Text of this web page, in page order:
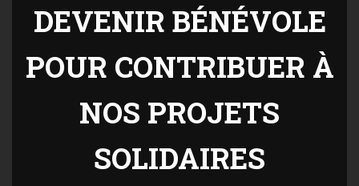
DEVENIR BÉNÉVOLE
POUR CONTRIBUER À
NOS PROJETS
SOLIDAIRES